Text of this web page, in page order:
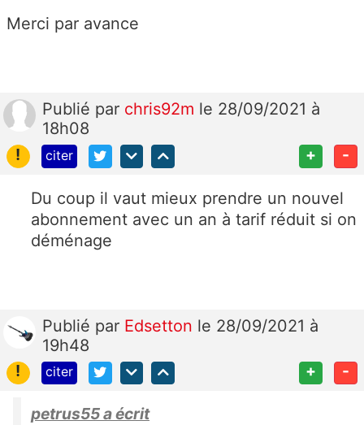
Merci par avance
Publié par chris92m le 28/09/2021 à
18h08
!
citer + -
Du coup il vaut mieux prendre un nouvel
abonnement avec un an à tarif réduit si on
déménage
Publié par Edsetton le 28/09/2021 à
19h48
!
citer + -
petrus55 a écrit